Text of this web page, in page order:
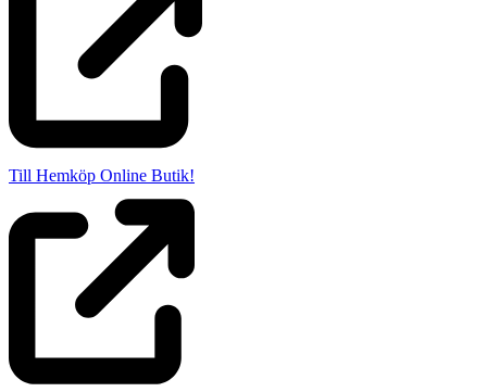
Till Hemköp Online Butik!